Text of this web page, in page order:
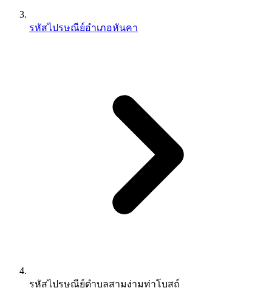
รหัสไปรษณีย์อำเภอหันคา
รหัสไปรษณีย์ตำบลสามง่ามท่าโบสถ์